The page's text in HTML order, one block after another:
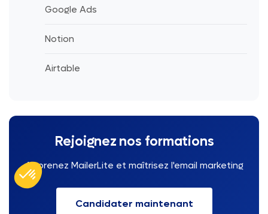
Google Ads
Notion
Airtable
Rejoignez nos formations
Apprenez MailerLite et maîtrisez l'email marketing
Candidater maintenant